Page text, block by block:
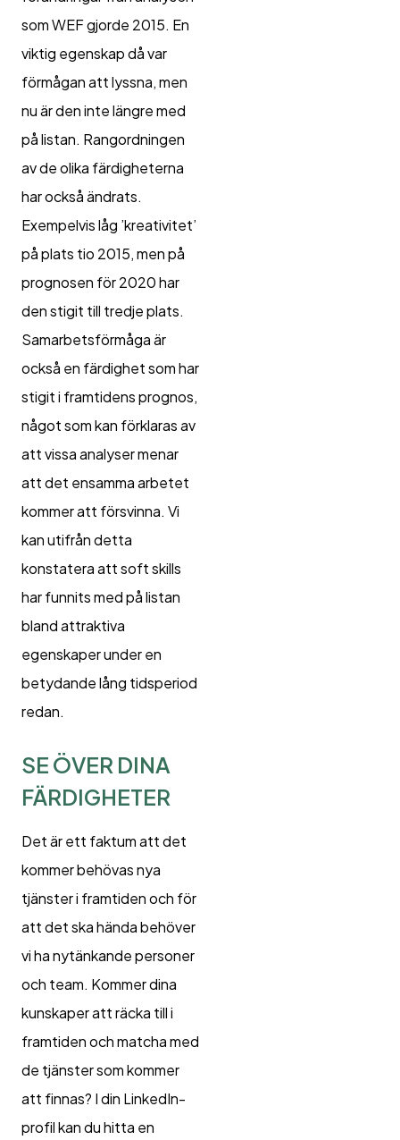
som WEF gjorde 2015. En
viktig egenskap då var
förmågan att lyssna, men
nu är den inte längre med
på listan. Rangordningen
av de olika färdigheterna
har också ändrats.
Exempelvis låg ’kreativitet’
på plats tio 2015, men på
prognosen för 2020 har
den stigit till tredje plats.
Samarbetsförmåga är
också en färdighet som har
stigit i framtidens prognos,
något som kan förklaras av
att vissa analyser menar
att det ensamma arbetet
kommer att försvinna. Vi
kan utifrån detta
konstatera att soft skills
har funnits med på listan
bland attraktiva
egenskaper under en
betydande lång tidsperiod
redan.
SE ÖVER DINA
FÄRDIGHETER
Det är ett faktum att det
kommer behövas nya
tjänster i framtiden och för
att det ska hända behöver
vi ha nytänkande personer
och team. Kommer dina
kunskaper att räcka till i
framtiden och matcha med
de tjänster som kommer
att finnas? I din LinkedIn-
profil kan du hitta en